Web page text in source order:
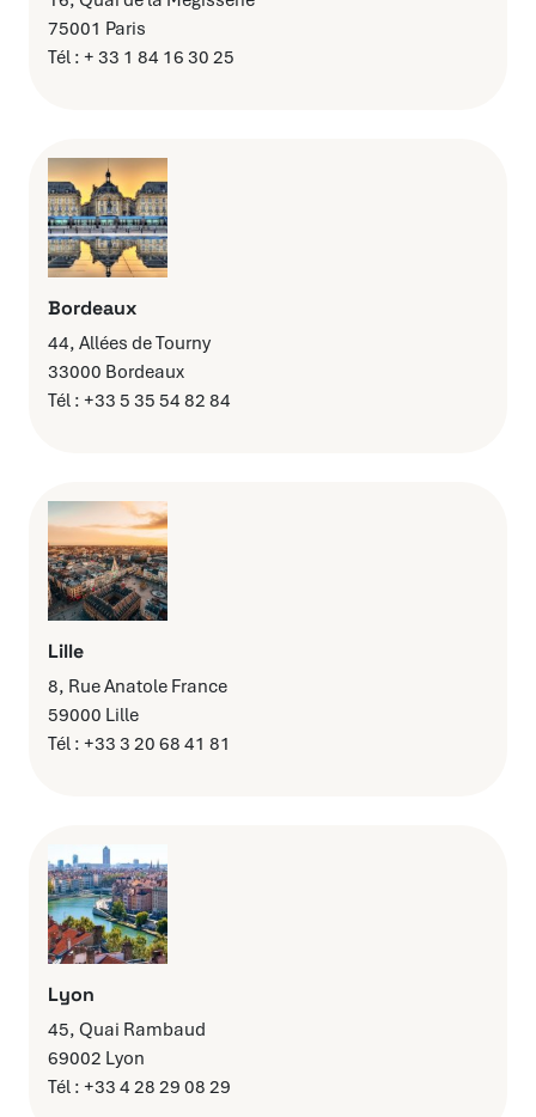
75001 Paris
Tél : + 33 1 84 16 30 25
Bordeaux
44, Allées de Tourny
33000 Bordeaux
Tél : +33 5 35 54 82 84
Lille
8, Rue Anatole France
59000 Lille
Tél : +33 3 20 68 41 81
Lyon
45, Quai Rambaud
69002 Lyon
Tél : +33 4 28 29 08 29